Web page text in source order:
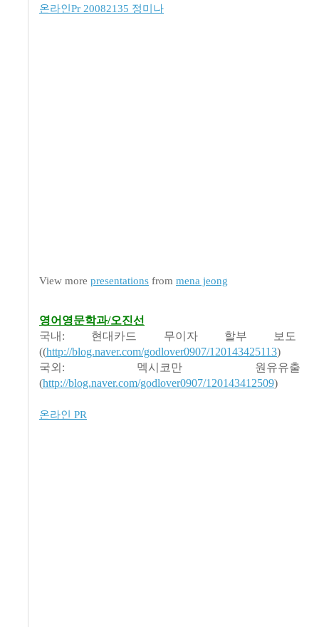
온라인Pr 20082135 정미나
View more presentations from mena jeong
영어영문학과/오진선
국내: 현대카드 무이자 할부 보도
((http://blog.naver.com/godlover0907/120143425113)
국외: 멕시코만 원유유
(http://blog.naver.com/godlover0907/120143412509)
온라인 PR